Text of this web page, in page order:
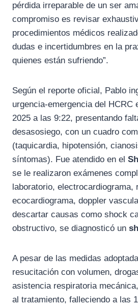
pérdida irreparable de un ser
compromiso es revisar
procedimientos médicos
dudas e incertidumbres en la
quienes están sufriendo”.
Según el reporte oficial, Pablo
urgencia-emergencia del HCRC
2025 a las 9:22, presentando
desasosiego, con un cuadro
(taquicardia, hipotensión,
síntomas). Fue atendido en el
se le realizaron exámenes
laboratorio, electrocardiograma,
ecocardiograma, doppler
descartar causas como shock
obstructivo, se diagnosticó un
A pesar de las medidas
resucitación con volumen,
asistencia respiratoria
al tratamiento, falleciendo a las